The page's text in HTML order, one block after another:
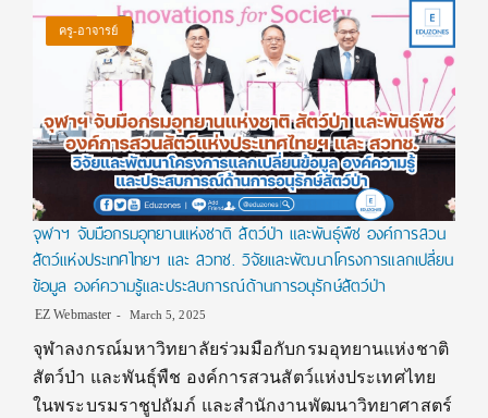
ครู-อาจารย์
จุฬาฯ จับมือกรมอุทยานแห่งชาติ สัตว์ป่า และพันธุ์พืช องค์การสวน
สัตว์แห่งประเทศไทยฯ และ สวทช. วิจัยและพัฒนาโครงการแลกเปลี่ยน
ข้อมูล องค์ความรู้และประสบการณ์ด้านการอนุรักษ์สัตว์ป่า
EZ Webmaster March 5, 2025
จุฬาลงกรณ์มหาวิทยาลัยร่วมมือกับกรมอุทยานแห่งชาติ
สัตว์ป่า และพันธุ์พืช องค์การสวนสัตว์แห่งประเทศไทย
ในพระบรมราชูปถัมภ์ และสำนักงานพัฒนาวิทยาศาสตร์